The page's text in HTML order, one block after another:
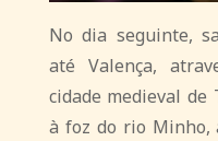
No dia seguinte,
até Valença,
cidade medieval de
à foz do rio Minho,